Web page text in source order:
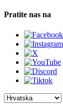
Pratite nas na